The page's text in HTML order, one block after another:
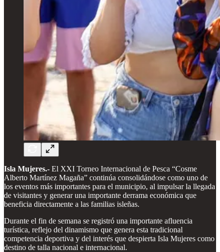
Isla Mujeres.- El XXI Torneo Internacional de Pesca “Cosme
Alberto Martínez Magaña” continúa consolidándose como uno de
los eventos más importantes para el municipio, al impulsar la llegada
de visitantes y generar una importante derrama económica que
beneficia directamente a las familias isleñas.
Durante el fin de semana se registró una importante afluencia
turística, reflejo del dinamismo que genera esta tradicional
competencia deportiva y del interés que despierta Isla Mujeres como
destino de talla nacional e internacional.